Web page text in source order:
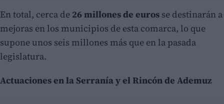
En total, cerca de 26 millones de euros se destinarán a
mejoras en los municipios de esta comarca, lo que
supone unos seis millones más que en la pasada
legislatura.
Actuaciones en la Serranía y el Rincón de Ademuz